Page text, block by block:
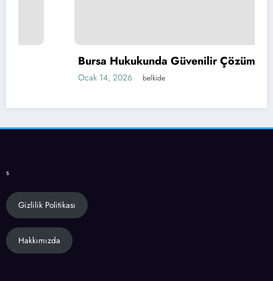
Bursa Hukukunda Güvenilir Çözümler
Ocak 14, 2026 belkide
s
Gizlilik Politikası
Hakkımızda